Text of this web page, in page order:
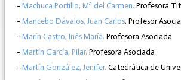
- Machuca Portillo, Mª del Carmen. Profesora
- Mancebo Dávalos, Juan Carlos. Profesor
- Marín Castro, Inés María. Profesora Asociada
- Martín García, Pilar. Profesora Asociada
- Martín González, Jenifer. Catedrática de